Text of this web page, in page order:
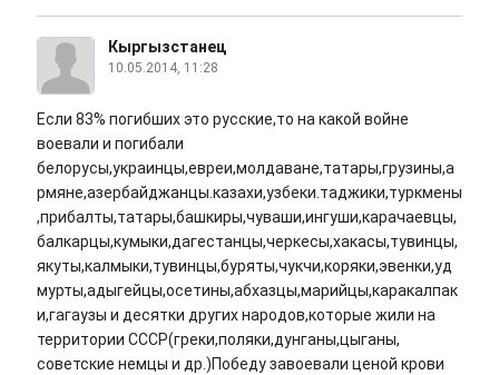
Кыргызстанец
10.05.2014, 11:28
Если 83% погибших это русские,то на какой войне
воевали и погибали
белорусы,украинцы,евреи,молдаване,татары,грузины,а
рмяне,азербайджанцы.казахи,узбеки.таджики,туркмены
,прибалты,татары,башкиры,чуваши,ингуши,карачаевцы,
балкарцы,кумыки,дагестанцы,черкесы,хакасы,тувинцы,
якуты,калмыки,тувинцы,буряты,чукчи,коряки,эвенки,уд
мурты,адыгейцы,осетины,абхазцы,марийцы,каракалпак
и,гагаузы и десятки других народов,которые жили на
территории СССР(греки,поляки,дунганы,цыганы,
советские немцы и др.)Победу завоевали ценой крови